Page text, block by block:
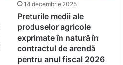
14 decembrie 2025
Prețurile medii ale
produselor agricole
exprimate în natură în
contractul de arendă
pentru anul fiscal 2026